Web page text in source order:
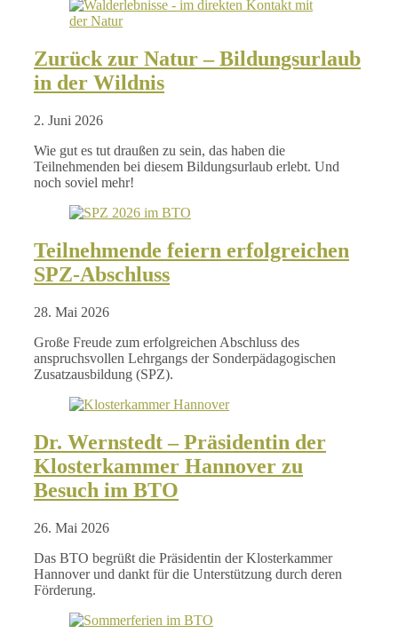
Zurück zur Natur – Bildungsurlaub
in der Wildnis
2. Juni 2026
Wie gut es tut draußen zu sein, das haben die
Teilnehmenden bei diesem Bildungsurlaub erlebt. Und
noch soviel mehr!
Teilnehmende feiern erfolgreichen
SPZ-Abschluss
28. Mai 2026
Große Freude zum erfolgreichen Abschluss des
anspruchsvollen Lehrgangs der Sonderpädagogischen
Zusatzausbildung (SPZ).
Dr. Wernstedt – Präsidentin der
Klosterkammer Hannover zu
Besuch im BTO
26. Mai 2026
Das BTO begrüßt die Präsidentin der Klosterkammer
Hannover und dankt für die Unterstützung durch deren
Förderung.